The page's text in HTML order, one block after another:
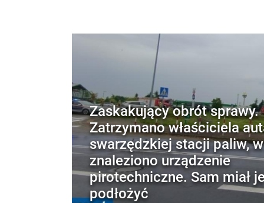
Zaskakujący obrót sprawy.
Zatrzymano właściciela
swarzędzkiej stacji paliw,
znaleziono urządzenie
pirotechniczne. Sam miał
podłożyć